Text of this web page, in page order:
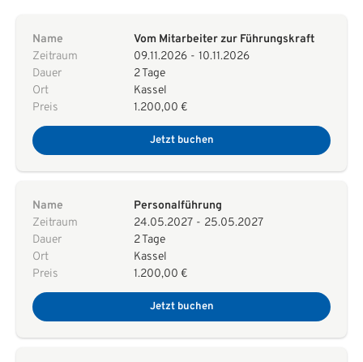
Name
Vom Mitarbeiter zur Führungskraft
Zeitraum
09.11.2026 - 10.11.2026
Dauer
2 Tage
Ort
Kassel
Preis
1.200,00 €
Jetzt buchen
Name
Personalführung
Zeitraum
24.05.2027 - 25.05.2027
Dauer
2 Tage
Ort
Kassel
Preis
1.200,00 €
Jetzt buchen